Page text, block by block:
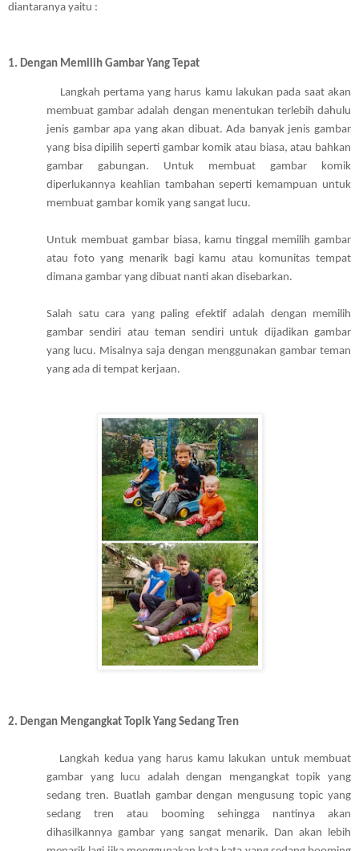
diantaranya yaitu :
1. Dengan Memilih Gambar Yang Tepat
membuat gambar adalah dengan menentukan terlebih dahulu
jenis gambar apa yang akan dibuat. Ada banyak jenis gambar
yang bisa dipilih seperti gambar komik atau biasa, atau bahkan
gambar gabungan. Untuk membuat gambar komik
diperlukannya keahlian tambahan seperti kemampuan untuk
membuat gambar komik yang sangat lucu.
Untuk membuat gambar biasa, kamu tinggal memilih gambar
atau foto yang menarik bagi kamu atau komunitas tempat
dimana gambar yang dibuat nanti akan disebarkan.
Salah satu cara yang paling efektif adalah dengan memilih
gambar sendiri atau teman sendiri untuk dijadikan gambar
yang lucu. Misalnya saja dengan menggunakan gambar teman
yang ada di tempat kerjaan.
2. Dengan Mengangkat Topik Yang Sedang Tren
gambar yang lucu adalah dengan mengangkat topik yang
sedang tren. Buatlah gambar dengan mengusung topic yang
sedang tren atau booming sehingga nantinya akan
dihasilkannya gambar yang sangat menarik. Dan akan lebih